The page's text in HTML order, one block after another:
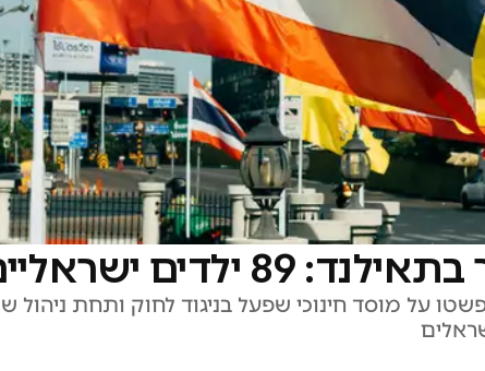
ישראליים
על מוסד חינוכי שפעל בניגוד לחוק ותחת ניהול